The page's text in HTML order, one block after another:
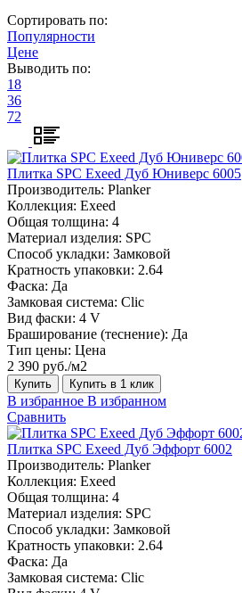
Сортировать по:
Популярности
Цене
Выводить по:
18
36
72
Плитка SPC Exeed Дуб Юниверс 6005
Производитель: Planker
Коллекция: Exeed
Общая толщина: 4
Материал изделия: SPC
Способ укладки: Замковой
Кратность упаковки: 2.64
Фаска: Да
Замковая система: Сlic
Вид фаски: 4 V
Браширование (теснение): Да
Тип цены: Цена
2 390 руб./м2
Купить Купить в 1 клик
В избранное В избранном
Сравнить
Плитка SPC Exeed Дуб Эффорт 6002
Производитель: Planker
Коллекция: Exeed
Общая толщина: 4
Материал изделия: SPC
Способ укладки: Замковой
Кратность упаковки: 2.64
Фаска: Да
Замковая система: Сlic